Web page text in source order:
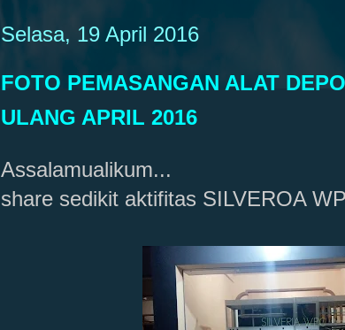
Selasa, 19 April 2016
FOTO PEMASANGAN ALAT
ULANG APRIL 2016
Assalamualikum...
share sedikit aktifitas SILVEROA